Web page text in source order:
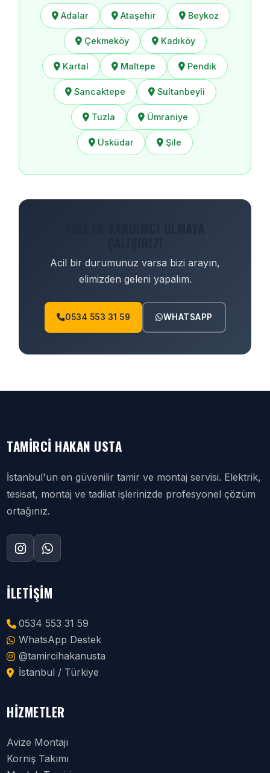
Adalar Ataşehir Beykoz
Çekmeköy Kadıköy
Kartal Maltepe Pendik
Sancaktepe Sultanbeyli
Tuzla Ümraniye
Üsküdar Şile
Acil bir durumunuz varsa bizi arayın,
elimizden geleni yapalım.
0534 553 31 59 WHATSAPP
TAMIRCI HAKAN USTA
İstanbul'un en güvenilir tamir ve montaj servisi. Elektrik,
tesisat, montaj ve tadilat işlerinizde profesyonel çözüm
ortağınız.
İLETIŞIM
0534 553 31 59
WhatsApp Destek
@tamircihakanusta
İstanbul / Türkiye
HIZMETLER
Avize Montajı
Korniş Takımı